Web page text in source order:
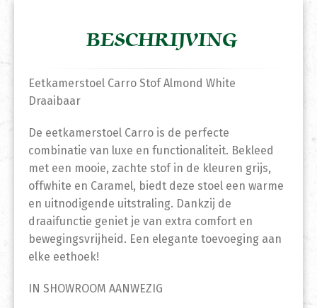
BESCHRIJVING
Eetkamerstoel Carro Stof Almond White
Draaibaar
De eetkamerstoel Carro is de perfecte
combinatie van luxe en functionaliteit. Bekleed
met een mooie, zachte stof in de kleuren grijs,
offwhite en Caramel, biedt deze stoel een warme
en uitnodigende uitstraling. Dankzij de
draaifunctie geniet je van extra comfort en
bewegingsvrijheid. Een elegante toevoeging aan
elke eethoek!
IN SHOWROOM AANWEZIG